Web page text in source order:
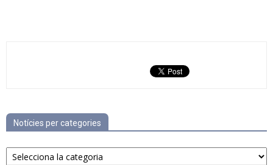
Notícies per categories
Notícies
per